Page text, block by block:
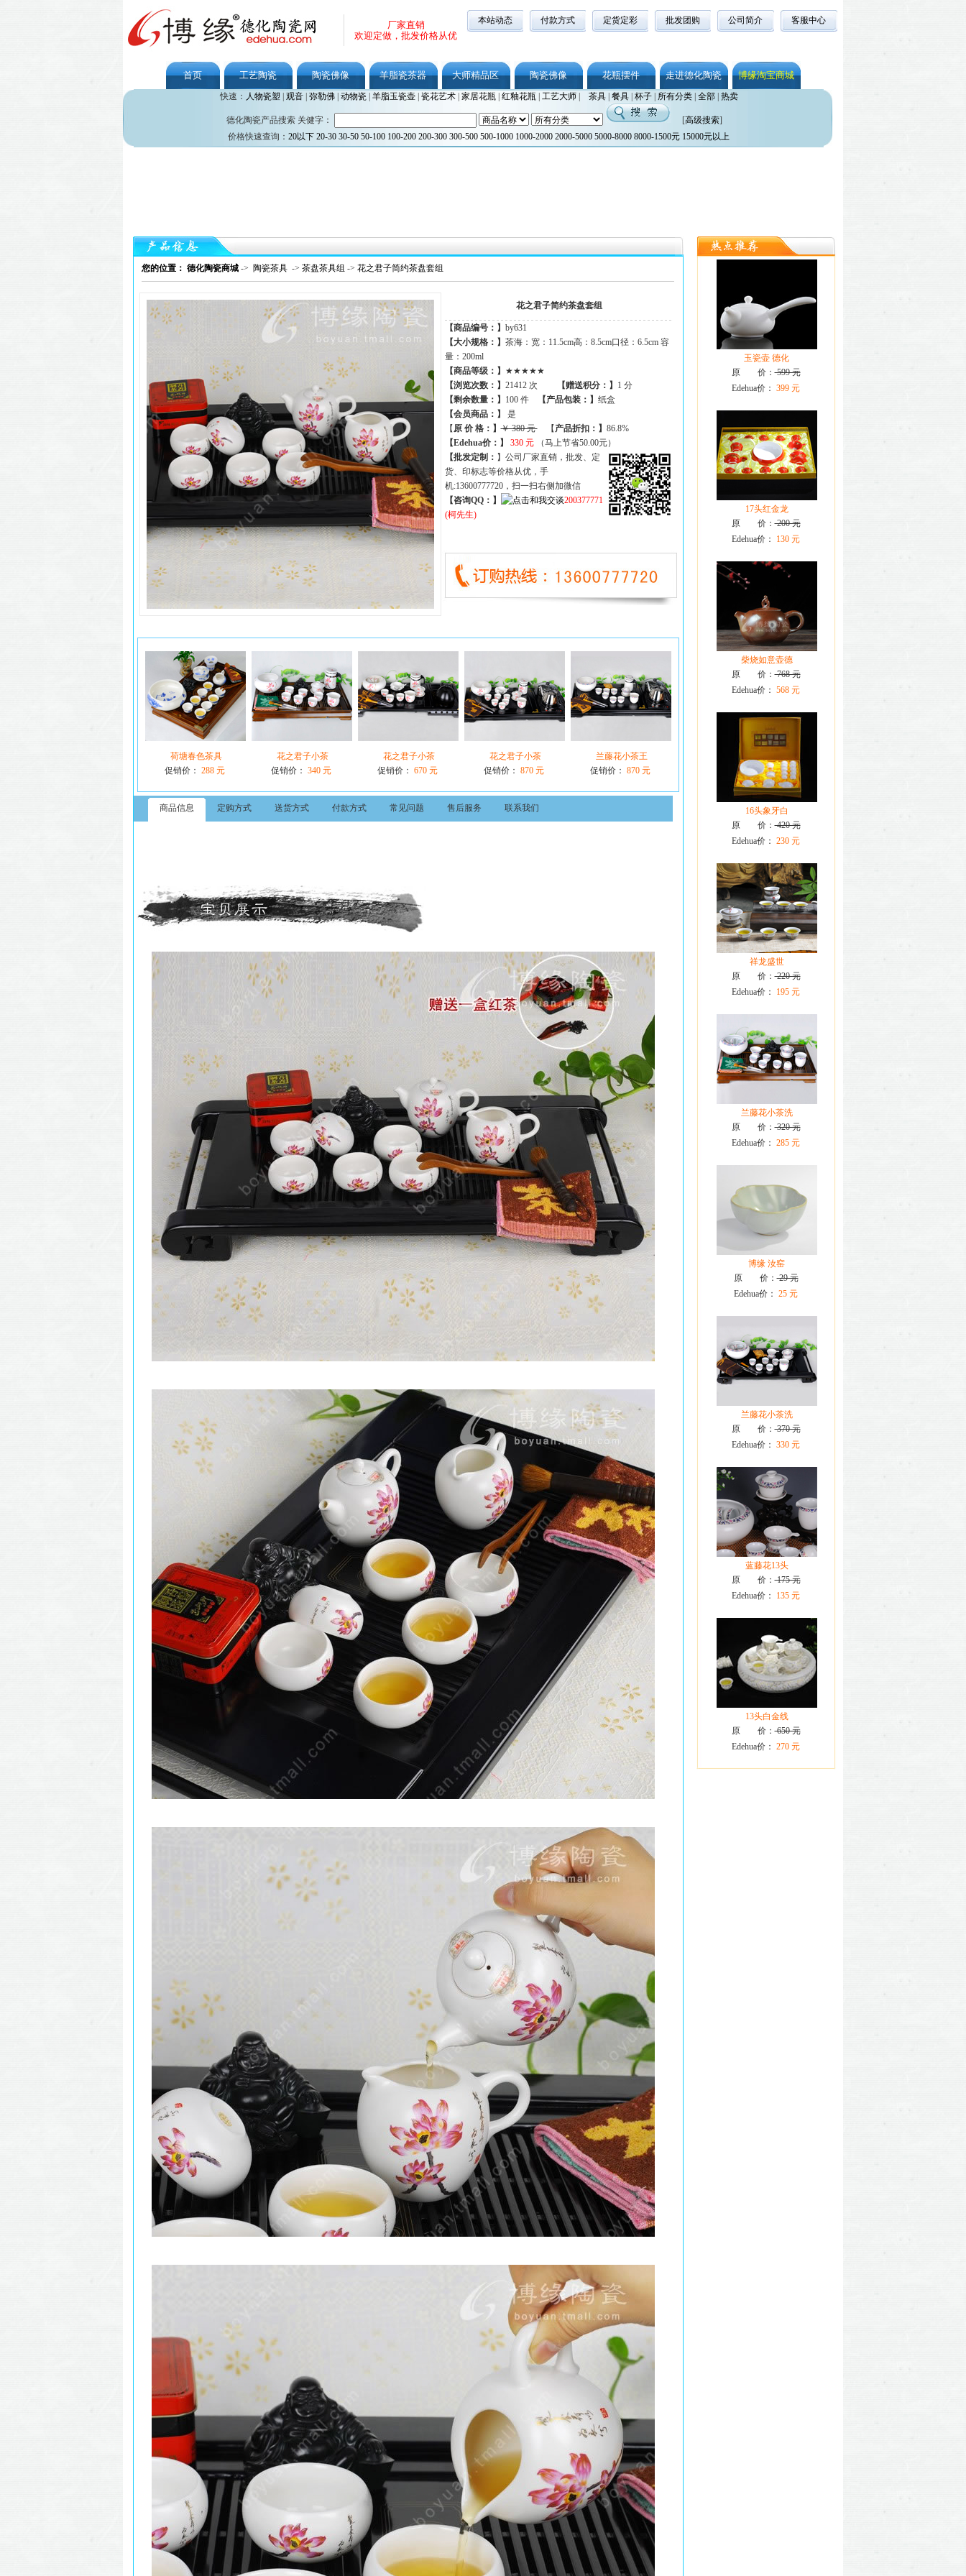
厂家直销
欢迎定做，批发价格从优
本站动态 付款方式 定货定彩 批发团购 公司简介 客服中心
首页 工艺陶瓷 陶瓷佛像 羊脂瓷茶器 大师精品区 陶瓷佛像 花瓶摆件 走进德化陶瓷 博缘淘宝商城
快速： 人物瓷塑 观音| 弥勒佛| 动物瓷| 羊脂玉瓷壶| 瓷花艺术| 家居花瓶| 红釉花瓶| 工艺大师| 茶具| 餐具| 杯子| 所有分类| 全部| 热卖
德化陶瓷产品搜索 关健字： [高级搜索]
价格快速查询： 20以下 20-30 30-50 50-100 100-200 200-300 300-500 500-1000 1000-2000 2000-5000 5000-8000 8000-1500元 15000元以上
您的位置： 德化陶瓷商城 -> 陶瓷茶具 -> 茶盘茶具组 -> 花之君子简约茶盘套组
花之君子简约茶盘套组
【商品编号：】 by631
【大小规格：】 茶海：宽：11.5cm高：8.5cm口径：6.5cm 容
量：200ml
【商品等级：】
★★★★★
【浏览次数：】 21412 次 【赠送积分：】
1 分
【剩余数量：】 100 件【产品包装：】 纸盒
【会员商品： 】
是
【 原 价 格： 】￥ 380 元【 产品折扣： 】 86.8%
【Edehua价：】
330 元
（马上节省50.00元）
【批发定制： 】公司厂家直销，批发、定
货、印标志等价格从优，手
机:13600777720，扫一扫右侧加微信
【咨询QQ：】
200377771
(柯先生)
荷塘春色茶具
促销价： 288 元
花之君子小茶
促销价： 340 元
花之君子小茶
促销价： 670 元
花之君子小茶
促销价： 870 元
兰藤花小茶王
促销价： 870 元
商品信息 定购方式 送货方式 付款方式 常见问题 售后服务 联系我们
玉瓷壶 德化
原 价：599 元
Edehua价： 399 元
17头红金龙
原 价：200 元
Edehua价：
130 元
柴烧如意壶德
原 价：768 元
Edehua价： 568 元
16头象牙白
原 价：420 元
Edehua价： 230 元
祥龙盛世
原 价：220 元
Edehua价：
195 元
兰藤花小茶洗
原 价：320 元
Edehua价： 285 元
博缘 汝窑
原 价：29 元
Edehua价： 25 元
兰藤花小茶洗
原 价：370 元
Edehua价： 330 元
蓝藤花13头
原 价：175 元
Edehua价：
135 元
13头白金线
原 价：650 元
Edehua价： 270 元